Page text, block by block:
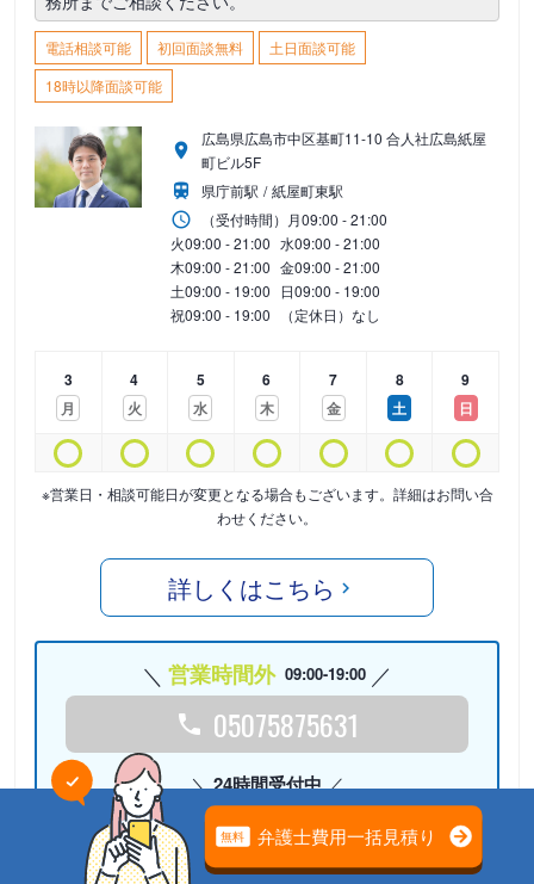
電話相談可能 初回面談無料
土日面談可能
18時以降面談可能
広島県広島市中区基町11-10 合人社広島紙屋
町ビル5F
県庁前駅
紙屋町東駅
（受付時間） 月09:00 - 21:00
火09:00 - 21:00 水09:00 - 21:00
木09:00 - 21:00 金09:00 - 21:00
土09:00 - 19:00 日09:00 - 19:00
祝09:00 - 19:00 （定休日）なし
3
月
4
火
5
水
6
木
7
金
8
土
9
日
※営業日・相談可能日が変更となる場合もございます。詳細はお問い合
わせください。
詳しくはこちら
営業時間外 09:00-19:00
05075875631
24時間受付中
Webで相談